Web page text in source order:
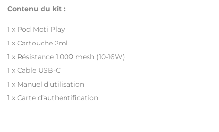
Contenu du kit :
1 x Pod Moti Play
1 x Cartouche 2ml
1 x Résistance 1.00Ω mesh (10-16W)
1 x Cable USB-C
1 x Manuel d’utilisation
1 x Carte d’authentification